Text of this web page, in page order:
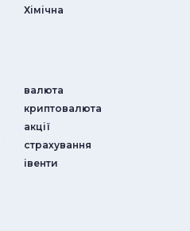
Хімічна
валюта
криптовалюта
акції
страхування
iвенти